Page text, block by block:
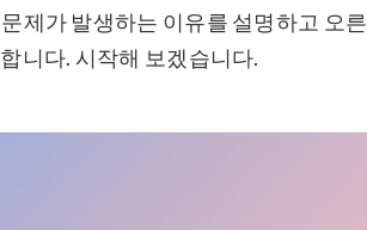
제가 발생하는 이유를 설명하고 오
니다. 시작해 보겠습니다.